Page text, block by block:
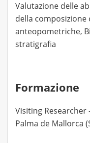
Valutazione delle
della
anteopometriche,
stratigrafia
Formazione
Visiting Researcher
Palma de Mallorca